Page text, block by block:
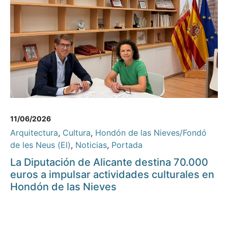
11/06/2026
Arquitectura, Cultura, Hondón de las Nieves/Fondó
de les Neus (El), Noticias, Portada
La Diputación de Alicante destina 70.000
euros a impulsar actividades culturales en
Hondón de las Nieves